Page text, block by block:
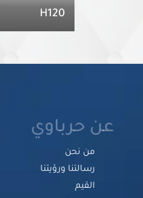
H120
عن حرباوي
من نحن
رسالتنا ورؤيتنا
القيم